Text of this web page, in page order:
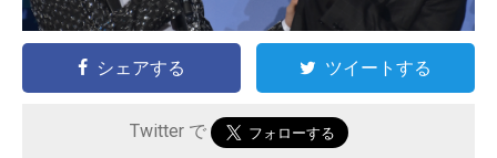
シェアする ツイートする
Twitter で